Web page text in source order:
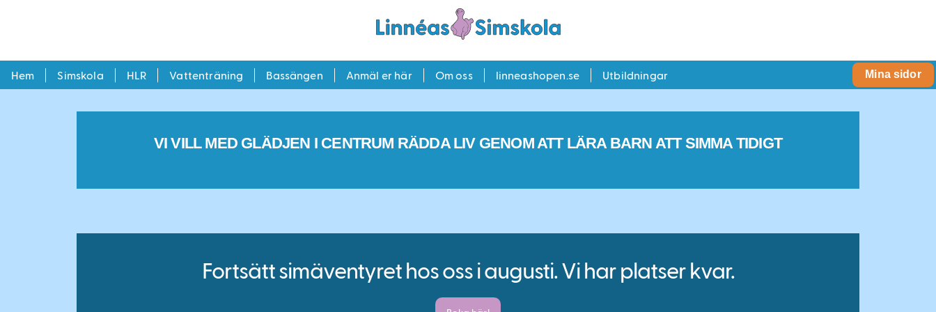
HUVUDMENY
Hem Simskola HLR Vattenträning Bassängen Anmäl er här Om oss linneashopen.se Utbildningar Mina sidor
VI VILL MED GLÄDJEN I CENTRUM RÄDDA LIV GENOM ATT LÄRA BARN ATT SIMMA TIDIGT
Fortsätt simäventyret hos oss i augusti. Vi har platser kvar.